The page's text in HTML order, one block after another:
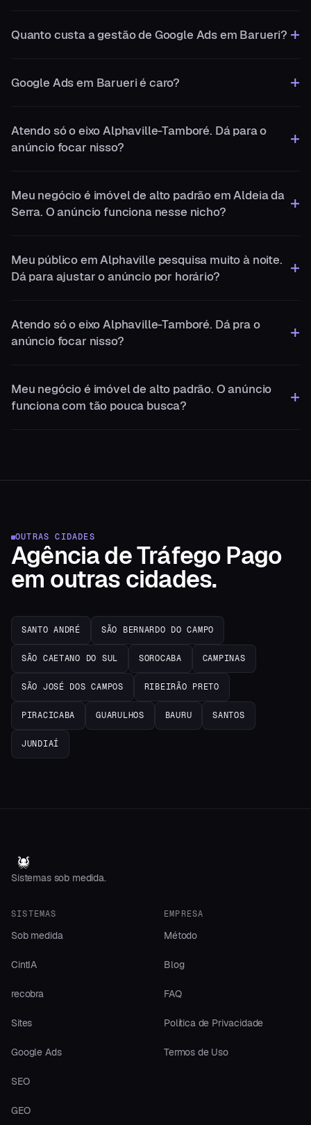
Quanto custa a gestão de Google Ads em Barueri?
Google Ads em Barueri é caro?
Atendo só o eixo Alphaville-Tamboré. Dá para o
anúncio focar nisso?
Meu negócio é imóvel de alto padrão em Aldeia da
Serra. O anúncio funciona nesse nicho?
Meu público em Alphaville pesquisa muito à noite.
Dá para ajustar o anúncio por horário?
Atendo só o eixo Alphaville-Tamboré. Dá pra o
anúncio focar nisso?
Meu negócio é imóvel de alto padrão. O anúncio
funciona com tão pouca busca?
OUTRAS CIDADES
Agência de Tráfego Pago
em outras cidades.
SANTO ANDRÉ SÃO BERNARDO DO CAMPO
SÃO CAETANO DO SUL SOROCABA CAMPINAS
SÃO JOSÉ DOS CAMPOS RIBEIRÃO PRETO
PIRACICABA GUARULHOS BAURU SANTOS
JUNDIAÍ
Sistemas sob medida.
SISTEMAS
Sob medida
CintIA
recobra
Sites
Google Ads
SEO
GEO
EMPRESA
Método
Blog
FAQ
Política de Privacidade
Termos de Uso